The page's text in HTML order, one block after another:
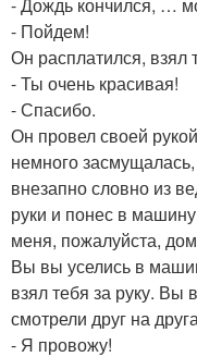
- Пойдем!
Он расплатился, взял
- Ты очень красивая!
- Спасибо.
Он провел своей
немного
внезапно словно из
руки и понес в
меня, пожалуйста,
Вы вы уселись в
взял тебя за руку.
смотрели друг на
- Я провожу!